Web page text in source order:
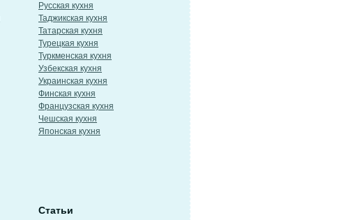
Русская кухня
Таджикская кухня
Татарская кухня
Турецкая кухня
Туркменская кухня
Узбекская кухня
Украинская кухня
Финская кухня
Французская кухня
Чешская кухня
Японская кухня
Статьи